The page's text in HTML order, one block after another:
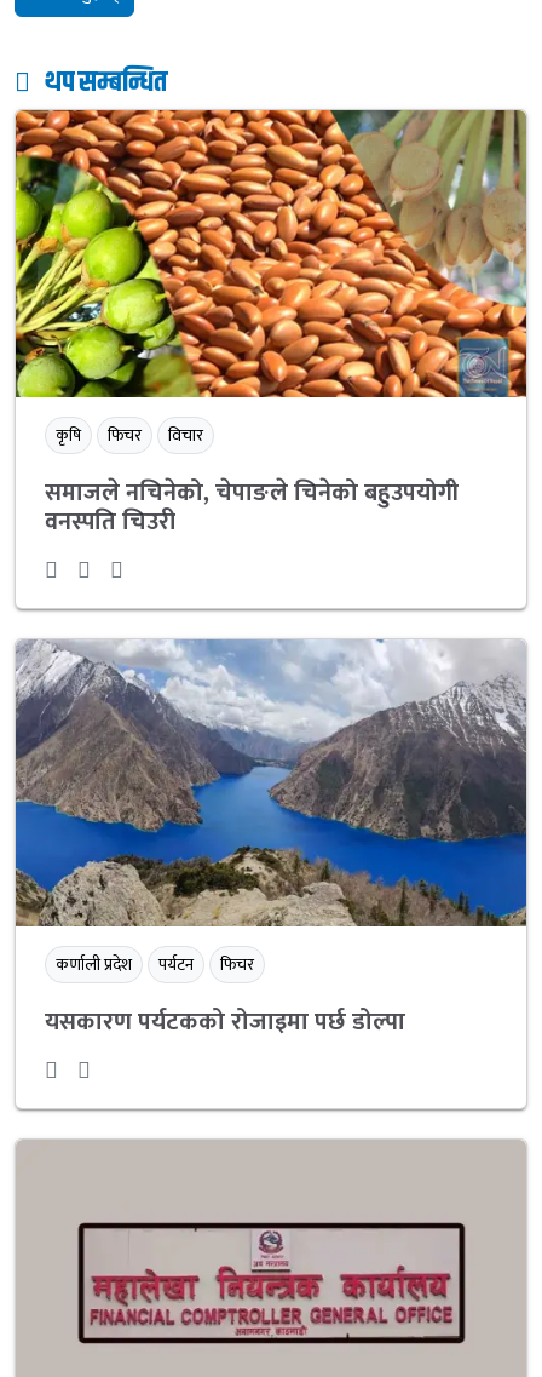
थप सम्बन्धित
कृषि फिचर विचार
समाजले नचिनेको, चेपाङले चिनेको बहुउपयोगी
वनस्पति चिउरी
कर्णाली प्रदेश पर्यटन फिचर
यसकारण पर्यटकको रोजाइमा पर्छ डोल्पा